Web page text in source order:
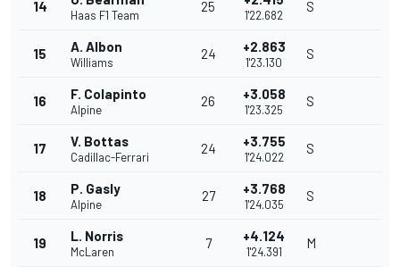
14
Haas F1 Team
25
1'22.682
S
15 A. Albon
Williams
24 +2.863
1'23.130
S
16 F. Colapinto
Alpine
26 +3.058
1'23.325
S
17 V. Bottas
Cadillac-Ferrari
24 +3.755
1'24.022
S
18 P. Gasly
Alpine
27 +3.768
1'24.035
S
19 L. Norris
McLaren
7 +4.124
1'24.391
M